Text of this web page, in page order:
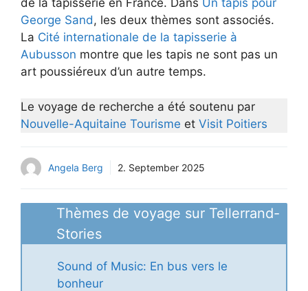
de la tapisserie en France. Dans Un tapis pour
George Sand, les deux thèmes sont associés.
La Cité internationale de la tapisserie à
Aubusson montre que les tapis ne sont pas un
art poussiéreux d’un autre temps.
Le voyage de recherche a été soutenu par
Nouvelle-Aquitaine Tourisme et Visit Poitiers
Angela Berg 2. September 2025
Thèmes de voyage sur Tellerrand-
Stories
Sound of Music: En bus vers le
bonheur